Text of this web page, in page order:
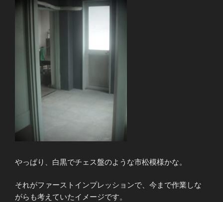
やっぱり、白黒でチェス盤のような市松模様かな。
それがファーストインプレッションで、今まで作業しな
がらも考えていたイメージです。